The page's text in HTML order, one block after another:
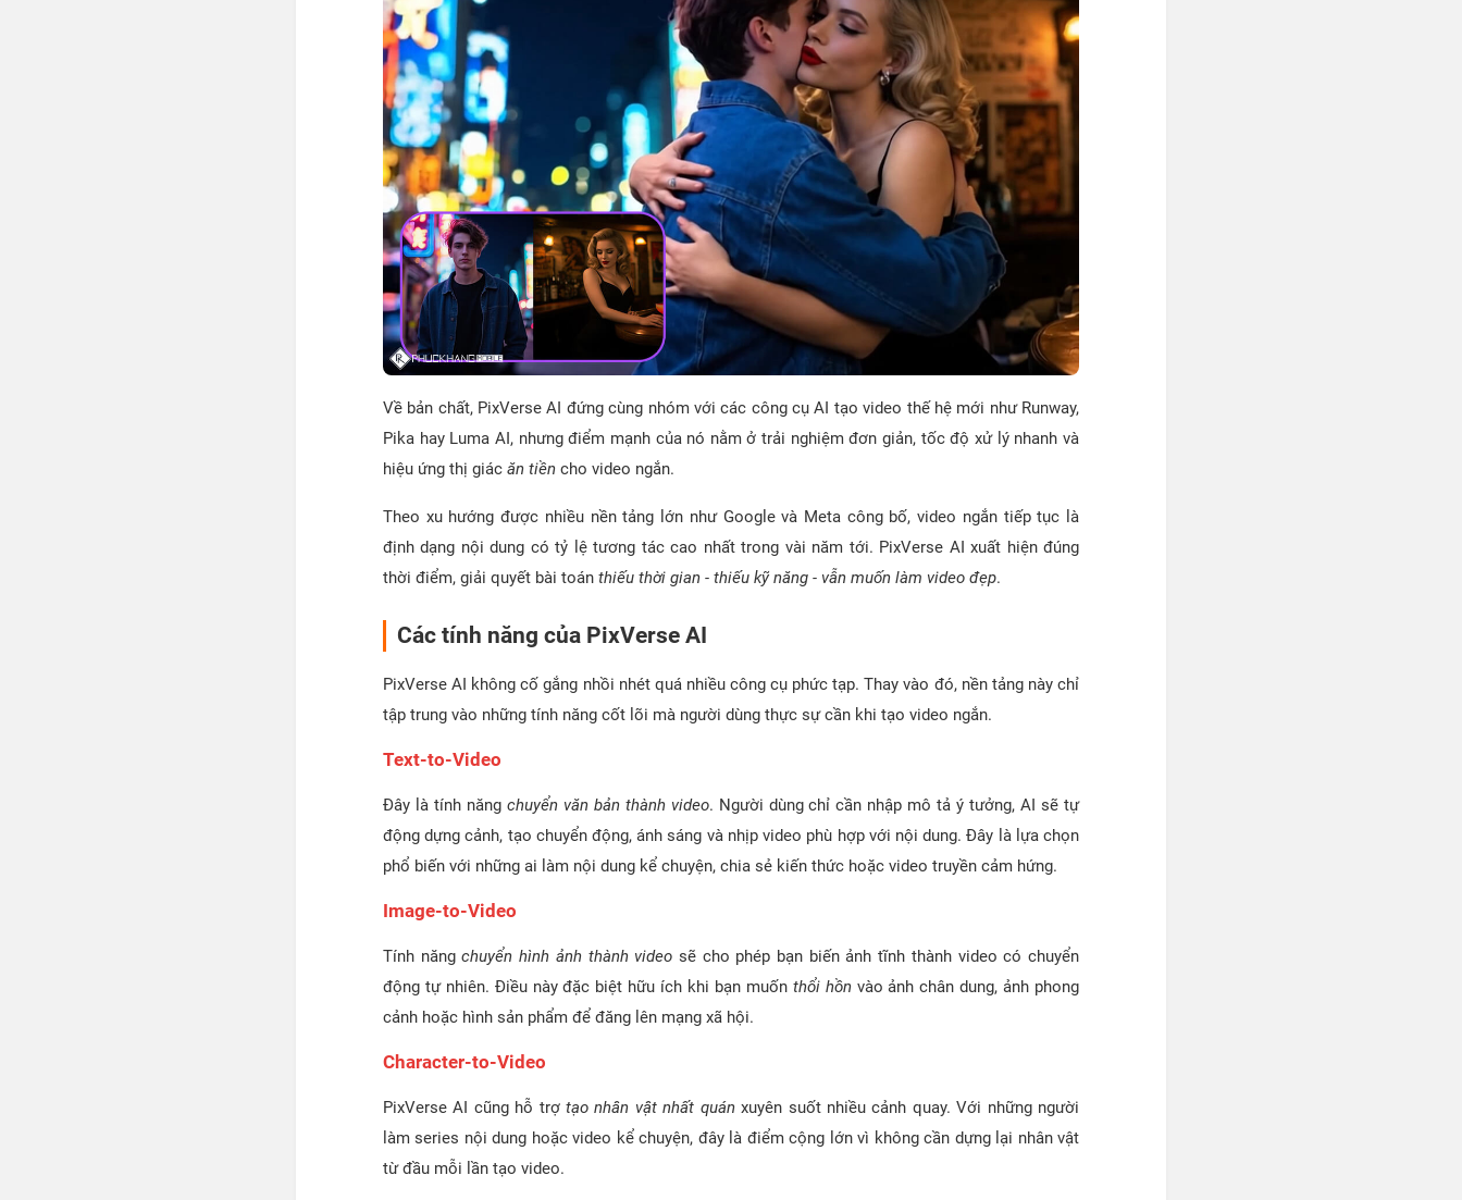
Về bản chất, PixVerse AI đứng cùng nhóm với các công cụ AI tạo video thế hệ mới như Runway,
Pika hay Luma AI, nhưng điểm mạnh của nó nằm ở trải nghiệm đơn giản, tốc độ xử lý nhanh và
hiệu ứng thị giác ăn tiền cho video ngắn.
Theo xu hướng được nhiều nền tảng lớn như Google và Meta công bố, video ngắn tiếp tục là
định dạng nội dung có tỷ lệ tương tác cao nhất trong vài năm tới. PixVerse AI xuất hiện đúng
thời điểm, giải quyết bài toán thiếu thời gian - thiếu kỹ năng - vẫn muốn làm video đẹp.
Các tính năng của PixVerse AI
PixVerse AI không cố gắng nhồi nhét quá nhiều công cụ phức tạp. Thay vào đó, nền tảng này chỉ
tập trung vào những tính năng cốt lõi mà người dùng thực sự cần khi tạo video ngắn.
Text-to-Video
Đây là tính năng chuyển văn bản thành video. Người dùng chỉ cần nhập mô tả ý tưởng, AI sẽ tự
động dựng cảnh, tạo chuyển động, ánh sáng và nhịp video phù hợp với nội dung. Đây là lựa chọn
phổ biến với những ai làm nội dung kể chuyện, chia sẻ kiến thức hoặc video truyền cảm hứng.
Image-to-Video
Tính năngchuyển hình ảnh thành video sẽ cho phép bạn biến ảnh tĩnh thành video có chuyển
động tự nhiên. Điều này đặc biệt hữu ích khi bạn muốn thổi hồnvào ảnh chân dung, ảnh phong
cảnh hoặc hình sản phẩm để đăng lên mạng xã hội.
Character-to-Video
PixVerse AI cũng hỗ trợtạo nhân vật nhất quánxuyên suốt nhiều cảnh quay. Với những người
làm series nội dung hoặc video kể chuyện, đây là điểm cộng lớn vì không cần dựng lại nhân vật
từ đầu mỗi lần tạo video.